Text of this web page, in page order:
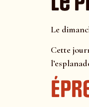
Le
Cette